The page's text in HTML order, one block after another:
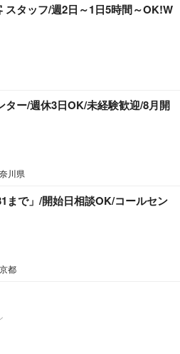
スタッフ/週2日～1日5時間～OK!W
ー/週休3日OK/未経験歓迎/8月開
川県
まで」/開始日相談OK/コールセン
都